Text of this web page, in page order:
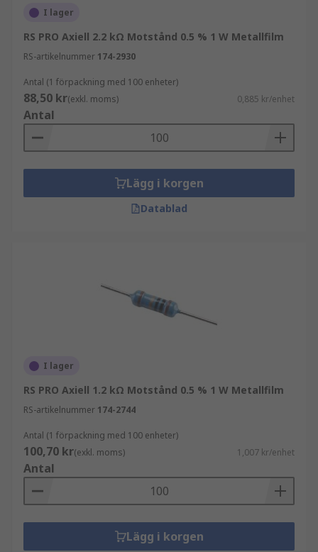
I lager
RS PRO Axiell 2.2 kΩ Motstånd 0.5 % 1 W Metallfilm
RS-artikelnummer 174-2930
Antal (1 förpackning med 100 enheter)
88,50 kr(exkl. moms) 0,885 kr/enhet
Antal
Lägg i korgen
Datablad
I lager
RS PRO Axiell 1.2 kΩ Motstånd 0.5 % 1 W Metallfilm
RS-artikelnummer 174-2744
Antal (1 förpackning med 100 enheter)
100,70 kr(exkl. moms) 1,007 kr/enhet
Antal
Lägg i korgen